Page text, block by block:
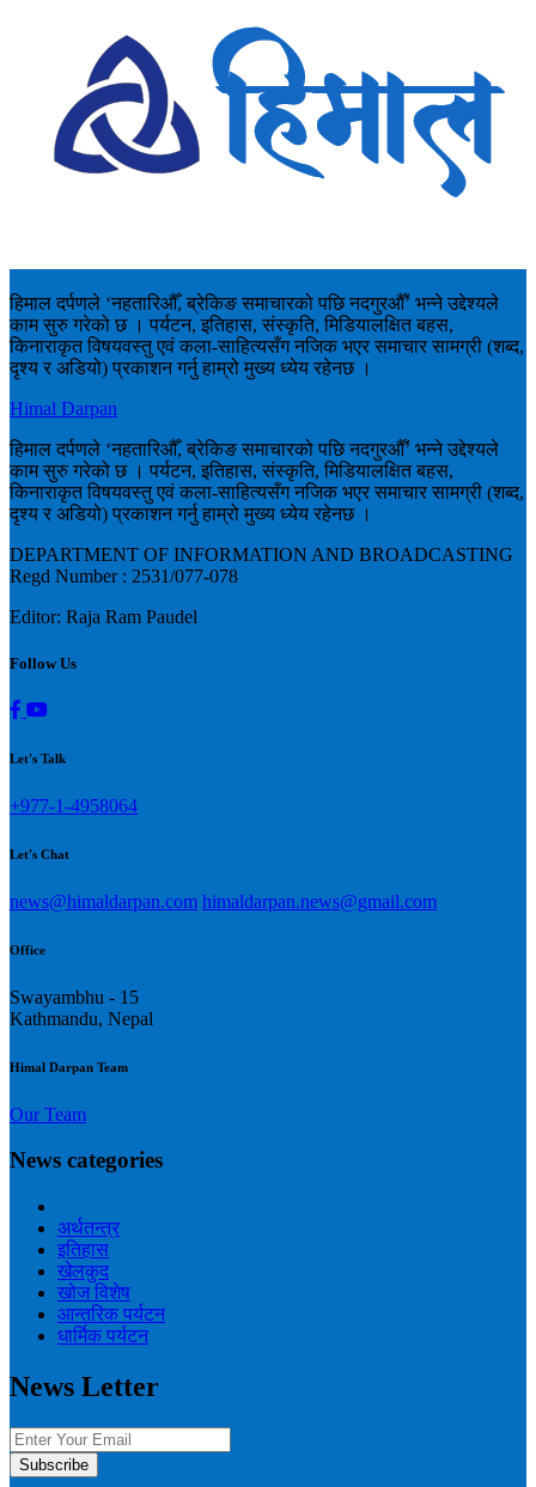
हिमाल दर्पणले ‘नहतारिऔँ, ब्रेकिङ समाचारको पछि नदगुरऔँ’ भन्ने उद्देश्यले
काम सुरु गरेको छ । पर्यटन, इतिहास, संस्कृति, मिडियालक्षित बहस,
किनाराकृत विषयवस्तु एवं कला-साहित्यसँग नजिक भएर समाचार सामग्री (शब्द,
दृश्य र अडियो) प्रकाशन गर्नु हाम्रो मुख्य ध्येय रहेनछ ।
Himal Darpan
हिमाल दर्पणले ‘नहतारिऔँ, ब्रेकिङ समाचारको पछि नदगुरऔँ’ भन्ने उद्देश्यले
काम सुरु गरेको छ । पर्यटन, इतिहास, संस्कृति, मिडियालक्षित बहस,
किनाराकृत विषयवस्तु एवं कला-साहित्यसँग नजिक भएर समाचार सामग्री (शब्द,
दृश्य र अडियो) प्रकाशन गर्नु हाम्रो मुख्य ध्येय रहेनछ ।
DEPARTMENT OF INFORMATION AND BROADCASTING
Regd Number : 2531/077-078
Editor: Raja Ram Paudel
Follow Us
Let's Talk
+977-1-4958064
Let's Chat
news@himaldarpan.com himaldarpan.news@gmail.com
Office
Swayambhu - 15
Kathmandu, Nepal
Himal Darpan Team
Our Team
News categories
अर्थतन्त्र
इतिहास
खेलकुद
खोज विशेष
आन्तरिक पर्यटन
धार्मिक पर्यटन
News Letter